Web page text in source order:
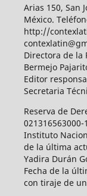
Arias 150, San
México.
http://
Directora de la
Bermejo
Editor
Secretaria
Reserva de
Instituto
de la última
Yadira Durán
Fecha de la
con tiraje de